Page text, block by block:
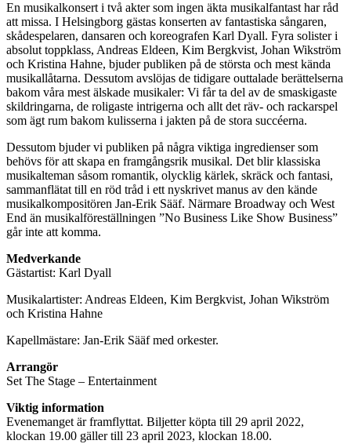
En musikalkonsert i två akter som ingen äkta musikalfantast har råd
att missa. I Helsingborg gästas konserten av fantastiska sångaren,
skådespelaren, dansaren och koreografen Karl Dyall. Fyra solister i
absolut toppklass, Andreas Eldeen, Kim Bergkvist, Johan Wikström
och Kristina Hahne, bjuder publiken på de största och mest kända
musikallåtarna. Dessutom avslöjas de tidigare outtalade berättelserna
bakom våra mest älskade musikaler: Vi får ta del av de smaskigaste
skildringarna, de roligaste intrigerna och allt det räv- och rackarspel
som ägt rum bakom kulisserna i jakten på de stora succéerna.
Dessutom bjuder vi publiken på några viktiga ingredienser som
behövs för att skapa en framgångsrik musikal. Det blir klassiska
musikalteman såsom romantik, olycklig kärlek, skräck och fantasi,
sammanflätat till en röd tråd i ett nyskrivet manus av den kände
musikalkompositören Jan-Erik Sääf. Närmare Broadway och West
End än musikalföreställningen ”No Business Like Show Business”
går inte att komma.
Medverkande
Gästartist: Karl Dyall
Musikalartister: Andreas Eldeen, Kim Bergkvist, Johan Wikström
och Kristina Hahne
Kapellmästare: Jan-Erik Sääf med orkester.
Arrangör
Set The Stage – Entertainment
Viktig information
Evenemanget är framflyttat. Biljetter köpta till 29 april 2022,
klockan 19.00 gäller till 23 april 2023, klockan 18.00.